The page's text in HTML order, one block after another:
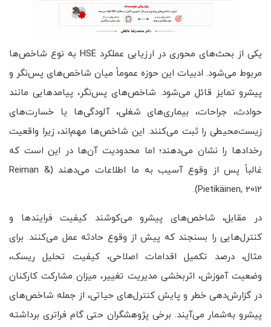
یکی از بحث‌های محوری در ارزیابی عملکرد HSE به نوع شاخص‌ها
مربوط می‌شود. ادبیات این حوزه عموماً میان شاخص‌های پس‌نگر و
پیشرو تمایز قائل می‌شود. شاخص‌های پس‌نگر، پیامدهایی مانند
حوادث، جراحات، بیماری‌های شغلی، آلودگی‌ها یا خسارت‌های
زیست‌محیطی را ثبت می‌کنند. این شاخص‌ها مهم‌اند، زیرا واقعیت
رخدادها را نشان می‌دهند؛ اما محدودیت آن‌ها در این است که
غالباً پس از وقوع آسیب به ما اطلاعات می‌دهند (Reiman &
Pietikäinen, 2012).
در مقابل، شاخص‌های پیشرو می‌کوشند کیفیت فرایندها و
کنترل‌هایی را بسنجند که پیش از وقوع حادثه عمل می‌کنند. برای
مثال، درصد تکمیل اقدامات اصلاحی، کیفیت تحلیل ریسک،
وضعیت آموزش، اثربخشی مدیریت تغییر، میزان مشارکت کارکنان
در گزارش‌دهی خطر و پایش کنترل‌های حیاتی، از جمله شاخص‌های
پیشرو به‌شمار می‌آیند. برخی پژوهشگران حتی گام فراتری برداشته